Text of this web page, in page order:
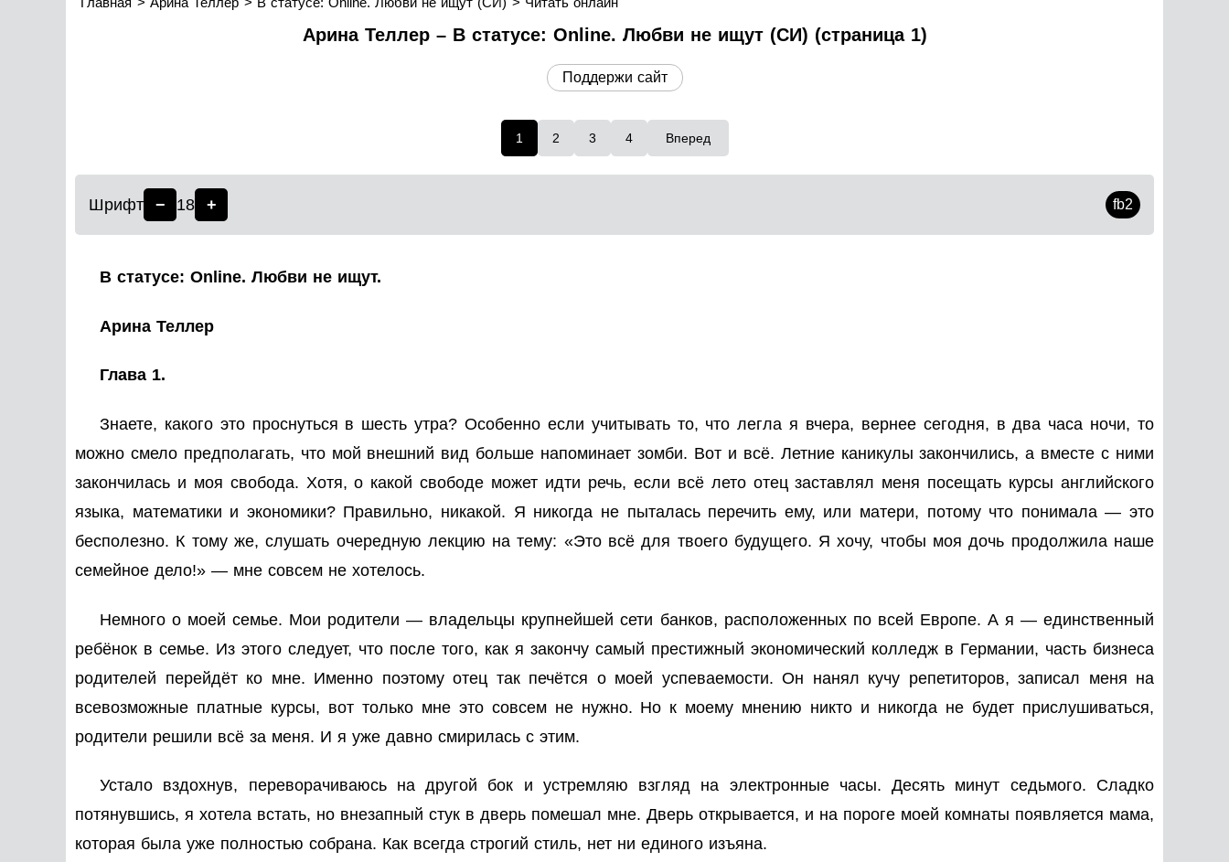
Арина Теллер – В статусе: Online. Любви не ищут (СИ) (страница 1)
Поддержи сайт
1 2 3 4 Вперед
Шрифт − 18 + fb2
В статусе: Online. Любви не ищут.
Арина Теллер
Глава 1.
Знаете, какого это проснуться в шесть утра? Особенно если учитывать то, что легла я вчера, вернее сегодня, в два часа ночи, то
можно смело предполагать, что мой внешний вид больше напоминает зомби. Вот и всё. Летние каникулы закончились, а вместе с ними
закончилась и моя свобода. Хотя, о какой свободе может идти речь, если всё лето отец заставлял меня посещать курсы английского
языка, математики и экономики? Правильно, никакой. Я никогда не пыталась перечить ему, или матери, потому что понимала — это
бесполезно. К тому же, слушать очередную лекцию на тему: «Это всё для твоего будущего. Я хочу, чтобы моя дочь продолжила наше
семейное дело!» — мне совсем не хотелось.
Немного о моей семье. Мои родители — владельцы крупнейшей сети банков, расположенных по всей Европе. А я — единственный
ребёнок в семье. Из этого следует, что после того, как я закончу самый престижный экономический колледж в Германии, часть бизнеса
родителей перейдёт ко мне. Именно поэтому отец так печётся о моей успеваемости. Он нанял кучу репетиторов, записал меня на
всевозможные платные курсы, вот только мне это совсем не нужно. Но к моему мнению никто и никогда не будет прислушиваться,
родители решили всё за меня. И я уже давно смирилась с этим.
Устало вздохнув, переворачиваюсь на другой бок и устремляю взгляд на электронные часы. Десять минут седьмого. Сладко
потянувшись, я хотела встать, но внезапный стук в дверь помешал мне. Дверь открывается, и на пороге моей комнаты появляется мама,
которая была уже полностью собрана. Как всегда строгий стиль, нет ни единого изъяна.